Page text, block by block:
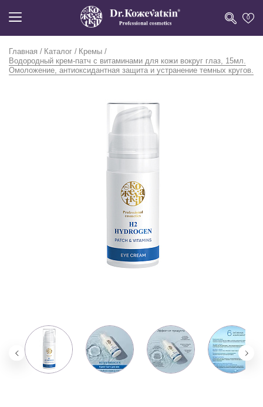
0
Главная Каталог
Кремы
Водородный крем-патч с витаминами для кожи вокруг глаз, 15мл.
Омоложение, антиоксидантная защита и устранение темных кругов.